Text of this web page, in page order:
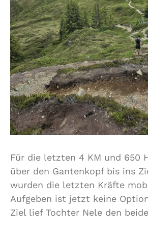
Für die letzten 4 KM und 650
über den Gantenkopf bis ins
wurden die letzten Kräfte
Aufgeben ist jetzt keine
Ziel lief Tochter Nele den